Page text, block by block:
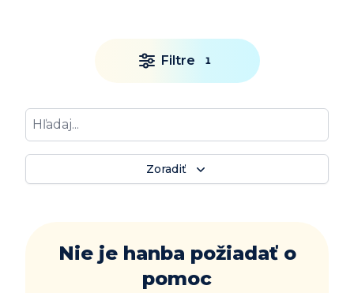
Filtre 1
Zoradiť
Nie je hanba požiadať o
pomoc